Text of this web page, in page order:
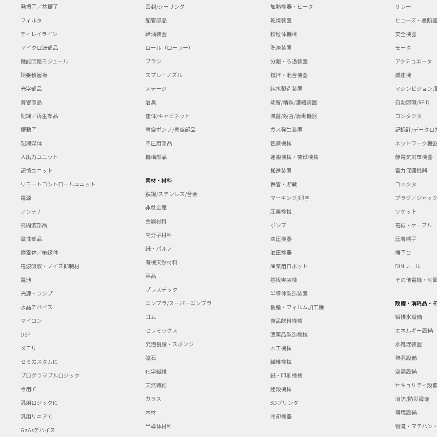
発振子／共振子
フィルタ
ディレイライン
マイクロ波部品
機能回路モジュール
銅張積層板
光学部品
音響部品
記録／再生部品
振動子
記録媒体
入出力ユニット
記憶ユニット
リモートコントロールユニット
電源
アンテナ
高周波部品
磁性部品
誘電体／絶縁体
電波吸収・ノイズ抑制材
電池
光源・ランプ
水晶デバイス
マイコン
DSP
メモリ
セミカスタムIC
プログラマブルロジック
専用IC
汎用ロジックIC
汎用リニアIC
GaAsデバイス
密封/シーリング
配管部品
給油装置
ロール（ローラー）
ブラシ
スプレーノズル
ステージ
治具
筐体/キャビネット
真空ポンプ/真空部品
空圧用部品
機構部品
素材・材料
鉄鋼/ステンレス/合金
非鉄金属
金属材料
高分子材料
紙・パルプ
有機天然材料
薬品
プラスチック
エンプラ/スーパーエンプラ
ゴム
セラミックス
発泡樹脂・スポンジ
磁石
化学繊維
天然繊維
ガラス
木材
半導体材料
加熱機器・ヒータ
乾燥装置
粉粒体機械
洗浄装置
分離・ろ過装置
撹拌・混合機器
純水製造装置
蒸留/精製/濃縮装置
滅菌/殺菌/消毒機器
ガス発生装置
包装機械
運搬機械・荷役機械
搬送装置
保管・貯蔵
マーキング/印字
産業機械
ポンプ
空圧機器
油圧機器
産業用ロボット
基板実装機
半導体製造装置
樹脂・フィルム加工機
食品飲料機械
医薬品製造機械
木工機械
繊維機械
紙・印刷機械
建設機械
3Dプリンタ
冷却機器
リレー
ヒューズ・遮断器
安全機器
モータ
アクチュエータ
減速機
マシンビジョン/
自動認識/RFID
コンタクタ
記録計/データロ
ネットワーク機
静電気対策機器
電力保護機器
コネクタ
プラグ／ジャック
ソケット
電線・ケーブル
圧着端子
端子台
DINレール
その他電機・制御
設備・消耗品・
給排水設備
エネルギー設備
水処理装置
熱源設備
空調設備
セキュリティ設備
消防/防災設備
環境設備
物流・マテハン